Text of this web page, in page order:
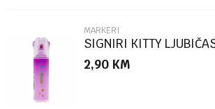
POŠALJI
MARKERI
SIGNIRI KITTY
2,90 KM